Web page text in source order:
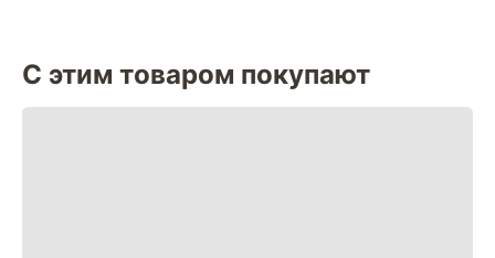
С этим товаром покупают